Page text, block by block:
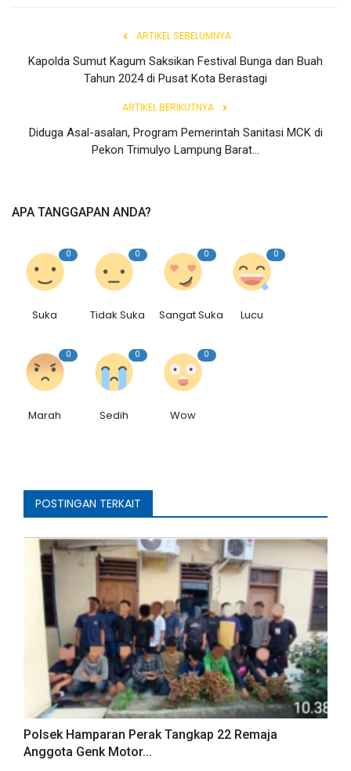
ARTIKEL SEBELUMNYA
Kapolda Sumut Kagum Saksikan Festival Bunga dan Buah
Tahun 2024 di Pusat Kota Berastagi
ARTIKEL BERIKUTNYA
Diduga Asal-asalan, Program Pemerintah Sanitasi MCK di
Pekon Trimulyo Lampung Barat...
APA TANGGAPAN ANDA?
0
Suka
0
Tidak Suka
0
Sangat Suka
0
Lucu
0
Marah
0
Sedih
0
Wow
POSTINGAN TERKAIT
Polsek Hamparan Perak Tangkap 22 Remaja
Anggota Genk Motor...